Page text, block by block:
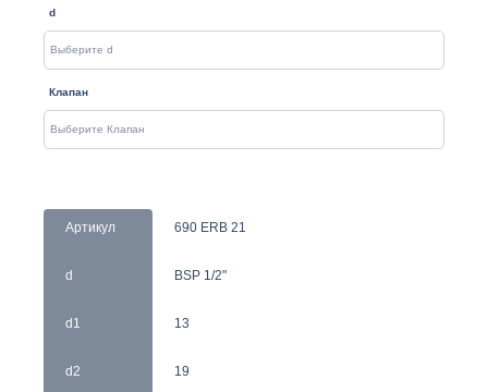
d
Клапан
Артикул
d
d1
d2
690 ERB 21
BSP 1/2"
13
19